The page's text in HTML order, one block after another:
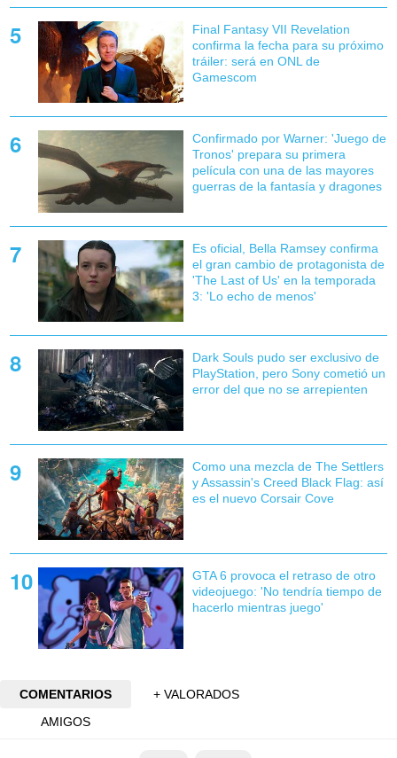
Final Fantasy VII Revelation
confirma la fecha para su próximo
tráiler: será en ONL de
Gamescom
Confirmado por Warner: 'Juego de
Tronos' prepara su primera
película con una de las mayores
guerras de la fantasía y dragones
Es oficial, Bella Ramsey confirma
el gran cambio de protagonista de
'The Last of Us' en la temporada
3: 'Lo echo de menos'
Dark Souls pudo ser exclusivo de
PlayStation, pero Sony cometió un
error del que no se arrepienten
Como una mezcla de The Settlers
y Assassin's Creed Black Flag: así
es el nuevo Corsair Cove
GTA 6 provoca el retraso de otro
videojuego: 'No tendría tiempo de
hacerlo mientras juego'
COMENTARIOS
+ VALORADOS
AMIGOS